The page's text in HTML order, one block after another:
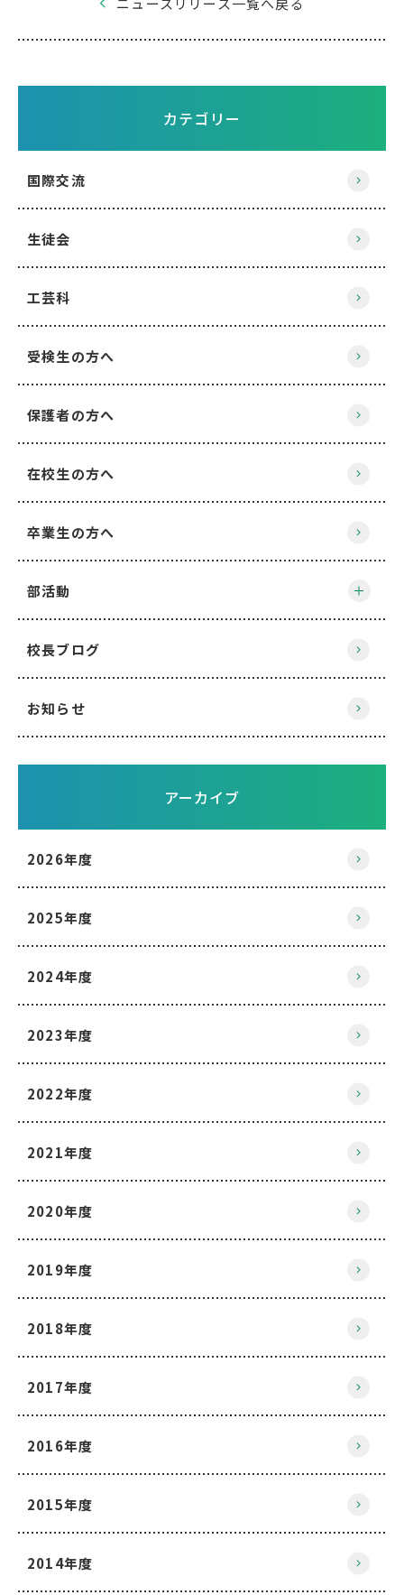
カテゴリー
国際交流
生徒会
工芸科
受検生の方へ
保護者の方へ
在校生の方へ
卒業生の方へ
部活動
校長ブログ
お知らせ
アーカイブ
2026年度
2025年度
2024年度
2023年度
2022年度
2021年度
2020年度
2019年度
2018年度
2017年度
2016年度
2015年度
2014年度